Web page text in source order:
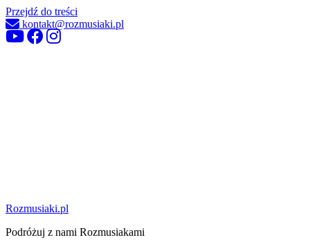
Przejdź do treści
kontakt@rozmusiaki.pl
Rozmusiaki.pl
Podróżuj z nami Rozmusiakami